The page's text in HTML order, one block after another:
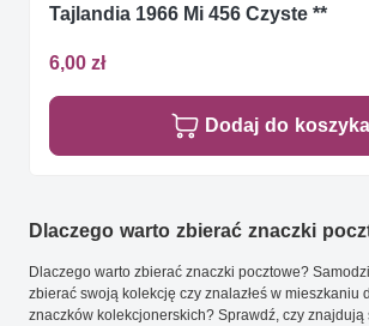
Tajlandia 1966 Mi 456 Czyste **
6,00 zł
Dodaj do koszyka
Dlaczego warto zbierać znaczki
Dlaczego warto zbierać znaczki pocztowe?
zbierać swoją kolekcję czy znalazłeś w mieszkaniu
znaczków kolekcjonerskich? Sprawdź, czy znajdują